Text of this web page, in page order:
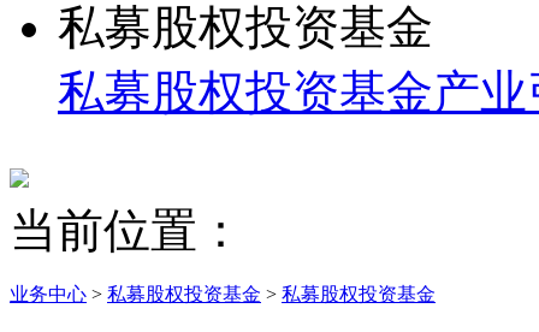
私募股权投资基金
私募股权投资基金产
当前位置：
业务中心 > 私募股权投资基金 > 私募股权投资基金